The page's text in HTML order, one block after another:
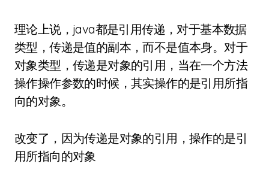
理论上说，java都是引用传递，对于基本数据
类型，传递是值的副本，而不是值本身。对于
对象类型，传递是对象的引用，当在一个方法
操作操作参数的时候，其实操作的是引用所指
向的对象。
改变了，因为传递是对象的引用，操作的是引
用所指向的对象